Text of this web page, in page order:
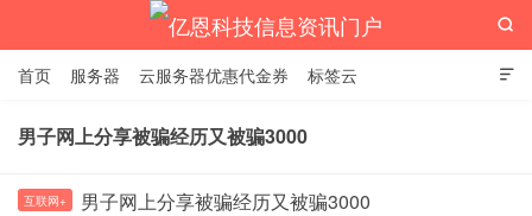
亿恩科技信息资讯门户

首页 服务器 云服务器优惠代金券 标签云

男子网上分享被骗经历又被骗3000
互联网+ 男子网上分享被骗经历又被骗3000